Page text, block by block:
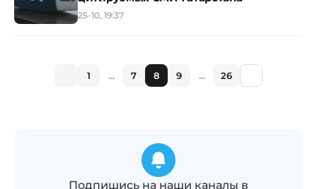
25-10, 19:37
1 ... 7 8 9 ... 26
Подпишись на наши каналы в